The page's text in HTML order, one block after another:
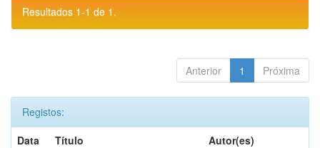
Resultados 1-1 de 1.
Anterior 1 Próxima
Registos:
Data
Título
Autor(es)